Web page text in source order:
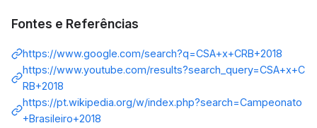
Fontes e Referências
https://www.google.com/search?q=CSA+x+CRB+2018
https://www.youtube.com/results?search_query=CSA+x+C
RB+2018
https://pt.wikipedia.org/w/index.php?search=Campeonato
+Brasileiro+2018